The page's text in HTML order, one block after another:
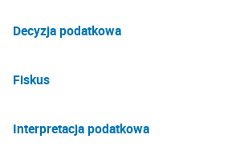
Decyzja podatkowa
Fiskus
Interpretacja podatkowa